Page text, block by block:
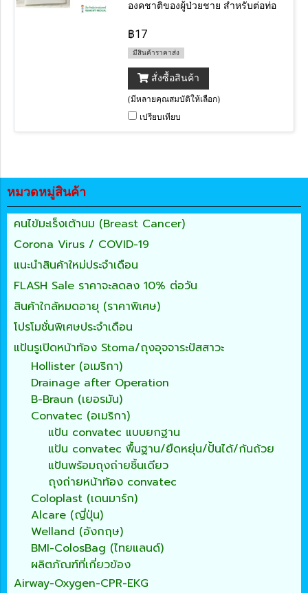
องคชาติของผู้ป่วยชาย สำหรับต่อท่อ
ศูนย์กลาง 25-30-35-40 มม. (50อัน/
กล่อง)
฿17
มีสินค้าราคาส่ง
สั่งซื้อสินค้า
(มีหลายคุณสมบัติให้เลือก)
เปรียบเทียบ
หมวดหมู่สินค้า
คนไข้มะเร็งเต้านม (Breast Cancer)
Corona Virus / COVID-19
แนะนำสินค้าใหม่ประจำเดือน
FLASH Sale ราคาจะลดลง 10% ต่อวัน
สินค้าใกล้หมดอายุ (ราคาพิเศษ)
โปรโมชั่นพิเศษประจำเดือน
แป้นรูเปิดหน้าท้อง Stoma/ถุงอุจจาระปัสสาวะ
Hollister (อเมริกา)
Drainage after Operation
B-Braun (เยอรมัน)
Convatec (อเมริกา)
แป้น convatec แบบยกฐาน
แป้น convatec พื้นฐาน/ยืดหยุ่น/ปั้นได้/ก้นถ้วย
แป้นพร้อมถุงถ่ายชิ้นเดียว
ถุงถ่ายหน้าท้อง convatec
Coloplast (เดนมาร์ก)
Alcare (ญี่ปุ่น)
Welland (อังกฤษ)
BMI-ColosBag (ไทยแลนด์)
ผลิตภัณฑ์ที่เกี่ยวข้อง
Airway-Oxygen-CPR-EKG